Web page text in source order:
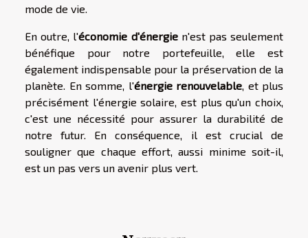
mode de vie.
En outre, l'économie d'énergien'est pas seulement
bénéfique pour notre portefeuille, elle est
également indispensable pour la préservation de la
planète. En somme, l'énergie renouvelable, et plus
précisément l'énergie solaire, est plus qu'un choix,
c'est une nécessité pour assurer la durabilité de
notre futur. En conséquence, il est crucial de
souligner que chaque effort, aussi minime soit-il,
est un pas vers un avenir plus vert.